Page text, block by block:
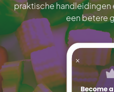
praktische handleidingen
een betere